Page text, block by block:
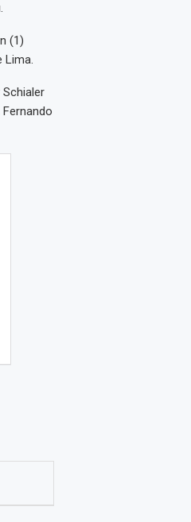
(1)
Lima.